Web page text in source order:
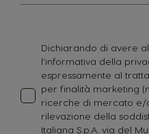
nostra
Dichiarando di avere
l'informativa della
espressamente al
per finalità marketing
ricerche di mercato e/
rilevazione della
Italiana S.p.A. via del